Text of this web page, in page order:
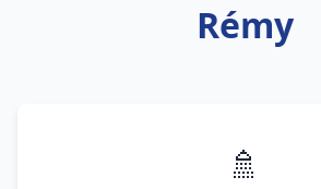
Rémy
🚿